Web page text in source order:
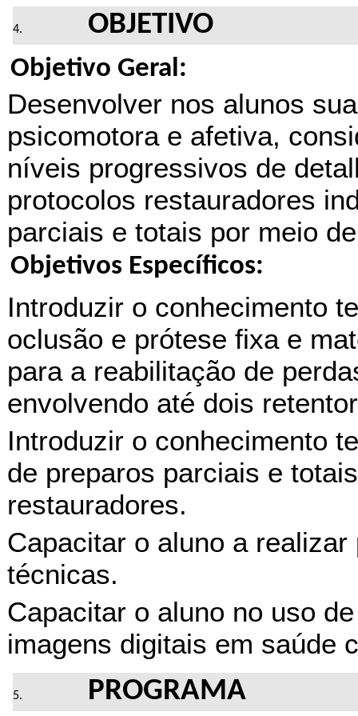
OBJETIVO
Objetivo Geral:
Desenvolver nos alunos
psicomotora e afetiva,
níveis progressivos de
protocolos restauradores
parciais e totais por meio
Objetivos Específicos:
Introduzir o conhecimento
oclusão e prótese fixa e
para a reabilitação de
envolvendo até dois
Introduzir o conhecimento
de preparos parciais e
restauradores.
Capacitar o aluno a
técnicas.
Capacitar o aluno no uso
imagens digitais em saúde
PROGRAMA